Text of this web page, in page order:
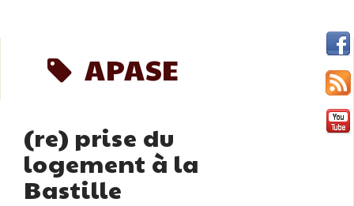
APASE
(re) prise du
logement à la
Bastille